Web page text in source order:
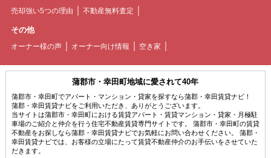
売却強い5つの理由 不動産無料査定
その他
オーナー様の声 オーナー向け情報 空き家
蒲郡市・幸田町地域に愛されて40年
蒲郡市・幸田町でアパート・マンション・貸家を探すなら蒲郡・幸田賃貸ナビ！
蒲郡・幸田賃貸ナビをご利用いただき、ありがとうございます。
当サイトは蒲郡市・幸田町における賃貸アパート・賃貸マンション・貸家・月極駐
車場のご紹介と仲介を行う住宅不動産賃貸専門サイトです。 蒲郡市・幸田町の賃貸
不動産をお探しなら蒲郡・幸田賃貸ナビでお気軽にお問い合わせください。 蒲郡・
幸田賃貸ナビでは、お客様の立場にたって賃貸不動産仲介のお手伝いをさせていた
だきます。